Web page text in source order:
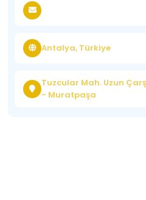
Antalya, Türkiye
Tuzcular Mah. Uzun
- Muratpaşa